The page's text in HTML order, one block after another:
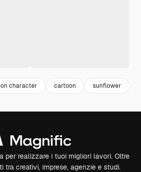
character cartoon sunflower
per realizzare i tuoi migliori lavori. Oltre
tra creativi, imprese, agenzie e studi.